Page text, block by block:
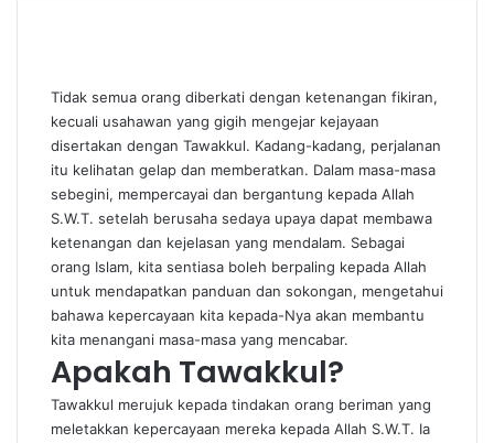
Tidak semua orang diberkati dengan ketenangan fikiran,
kecuali usahawan yang gigih mengejar kejayaan
disertakan dengan Tawakkul. Kadang-kadang, perjalanan
itu kelihatan gelap dan memberatkan. Dalam masa-masa
sebegini, mempercayai dan bergantung kepada Allah
S.W.T. setelah berusaha sedaya upaya dapat membawa
ketenangan dan kejelasan yang mendalam. Sebagai
orang Islam, kita sentiasa boleh berpaling kepada Allah
untuk mendapatkan panduan dan sokongan, mengetahui
bahawa kepercayaan kita kepada-Nya akan membantu
kita menangani masa-masa yang mencabar.
Apakah Tawakkul?
Tawakkul merujuk kepada tindakan orang beriman yang
meletakkan kepercayaan mereka kepada Allah S.W.T. Ia